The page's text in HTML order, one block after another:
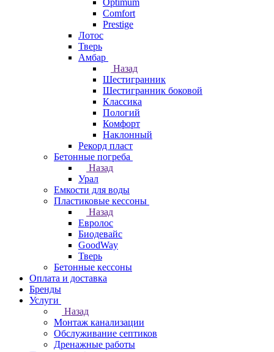
Optimum
Comfort
Prestige
Лотос
Тверь
Амбар
Назад
Шестигранник
Шестигранник боковой
Классика
Пологий
Комфорт
Наклонный
Рекорд пласт
Бетонные погреба
Назад
Урал
Емкости для воды
Пластиковые кессоны
Назад
Евролос
Биодевайс
GoodWay
Тверь
Бетонные кессоны
Оплата и доставка
Бренды
Услуги
Назад
Монтаж канализации
Обслуживание септиков
Дренажные работы